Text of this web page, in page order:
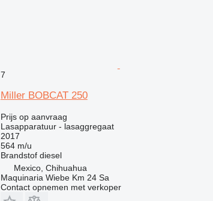
7
Miller BOBCAT 250
Prijs op aanvraag
Lasapparatuur - lasaggregaat
2017
564 m/u
Brandstof diesel
Mexico, Chihuahua
Maquinaria Wiebe Km 24 Sa
Contact opnemen met verkoper